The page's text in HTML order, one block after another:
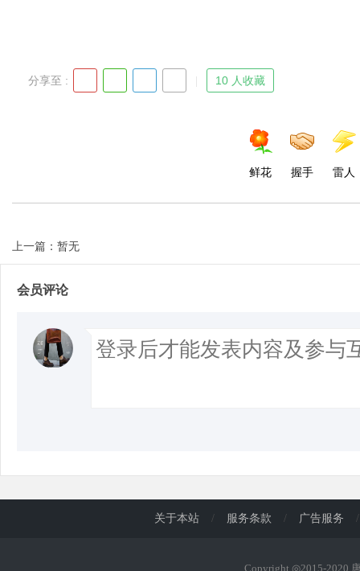
分享至 : 10 人收藏
鲜花 握手 雷人
上一篇：暂无
会员评论
关于本站 / 服务条款 / 广告服务 /
Copyright ◎2015-2020